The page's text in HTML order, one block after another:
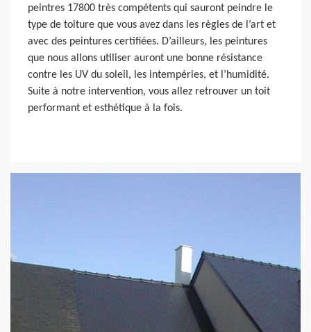
peintres 17800 très compétents qui sauront peindre le
type de toiture que vous avez dans les règles de l’art et
avec des peintures certifiées. D’ailleurs, les peintures
que nous allons utiliser auront une bonne résistance
contre les UV du soleil, les intempéries, et l’humidité.
Suite à notre intervention, vous allez retrouver un toit
performant et esthétique à la fois.